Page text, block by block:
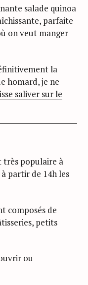
salade quinoa
parfaite
on veut manger
la
homard, je ne
saliver sur le
très populaire à
partir de 14h les
composés de
petits
ou